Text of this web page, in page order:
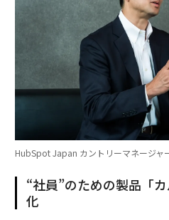
HubSpot Japan カントリーマネージャ
“社員”のための製品「
化